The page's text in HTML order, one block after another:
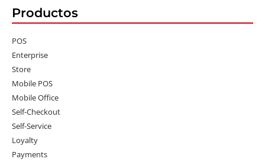
Productos
POS
Enterprise
Store
Mobile POS
Mobile Office
Self-Checkout
Self-Service
Loyalty
Payments